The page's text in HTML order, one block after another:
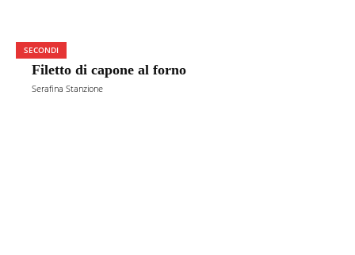
SECONDI
Filetto di capone al forno
Serafina Stanzione